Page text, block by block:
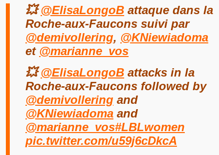
💥@ElisaLongoB attaque dans la
Roche-aux-Faucons suivi par
@demivollering, @KNiewiadoma
et @marianne_vos
💥@ElisaLongoB attacks in la
Roche-aux-Faucons followed by
@demivollering and
@KNiewiadoma and
@marianne_vos#LBLwomen
pic.twitter.com/u59j6cDkcA